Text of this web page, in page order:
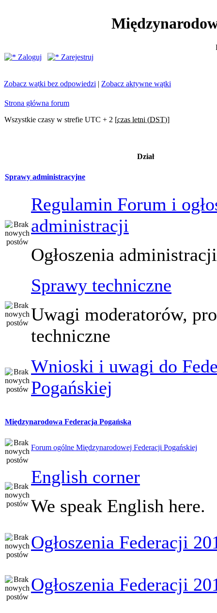
Zaloguj
Zarejestruj
Zobacz wątki bez odpowiedzi | Zobacz aktywne wątki
Strona główna forum
Wszystkie czasy w strefie UTC + 2 [czas letni (DST)]
Dział
Sprawy administracyjne
Regulamin Forum i
administracji
Ogłoszenia
Sprawy techniczne
Uwagi moderatorów,
techniczne
Wnioski i uwagi do
Pogańskiej
Międzynarodowa Federacja Pogańska
Forum ogólne Międzynarodowej Federacji Pogańskiej
English corner
We speak English here.
Ogłoszenia Federacji
Ogłoszenia Federacji